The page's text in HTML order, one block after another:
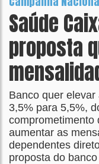
Saúde
proposta
Banco quer
3,5% para 5,5%,
comprometimento
aumentar as
dependentes
proposta do